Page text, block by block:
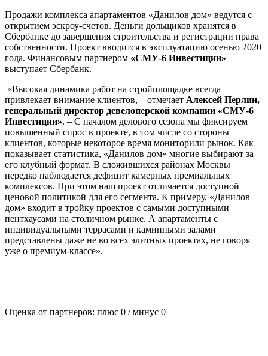
Продажи комплекса апартаментов «Данилов дом» ведутся с
открытием эскроу-счетов. Деньги дольщиков хранятся в
Сбербанке до завершения строительства и регистрации права
собственности. Проект вводится в эксплуатацию осенью 2020
года. Финансовым партнером «СМУ-6 Инвестиции»
выступает Сбербанк.
«Высокая динамика работ на стройплощадке всегда
привлекает внимание клиентов, – отмечает Алексей Перлин,
генеральный директор девелоперской компании «СМУ-6
Инвестиции». – С началом делового сезона мы фиксируем
повышенный спрос в проекте, в том числе со стороны
клиентов, которые некоторое время мониторили рынок. Как
показывает статистика, «Данилов дом» многие выбирают за
его клубный формат. В сложившихся районах Москвы
нередко наблюдается дефицит камерных премиальных
комплексов. При этом наш проект отличается доступной
ценовой политикой для его сегмента. К примеру, «Данилов
дом» входит в тройку проектов с самыми доступными
пентхаусами на столичном рынке. А апартаменты с
индивидуальными террасами и каминными залами
представлены даже не во всех элитных проектах, не говоря
уже о премиум-классе».
Оценка от партнеров: плюс 0 / минус 0